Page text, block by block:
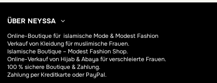
ÜBER NEYSSA
Online-Boutique für islamische Mode & Modest Fashion
Verkauf von Kleidung für muslimische Frauen.
Islamische Boutique – Modest Fashion Shop.
Online-Verkauf von Hijab &Abaya für verschleierte Frauen.
100 % sichere Boutique & Zahlung.
Zahlung per Kreditkarte oder PayPal.